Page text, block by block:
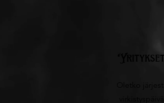
Oletko